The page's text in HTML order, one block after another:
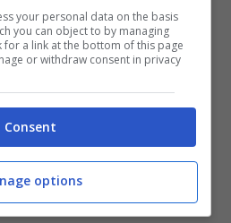
della nostra
ancora oggi,
a ruoli di secondo
riconoscimento di qualità
dell’edizione 2022
si deve proprio alla
Presidente Cassetta
your personal data on the basis
you can object to by managing
a link at the bottom of this page
or withdraw consent in privacy
Consent
options